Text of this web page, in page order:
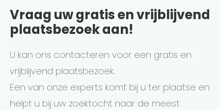
Vraag uw gratis en vrijblijvend
plaatsbezoek aan!
U kan ons contacteren voor een gratis en
vrijblijvend plaatsbezoek.
Een van onze experts komt bij u ter plaatse en
helpt u bij uw zoektocht naar de meest